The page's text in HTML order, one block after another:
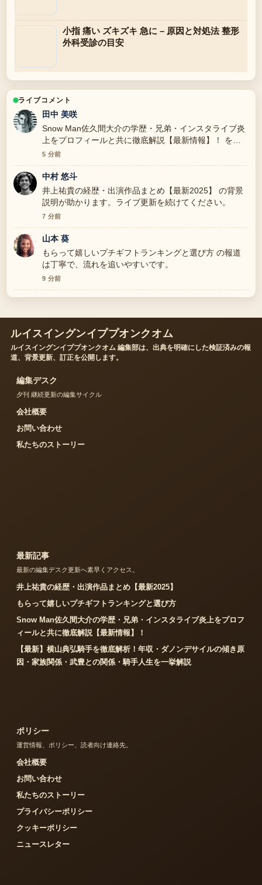
小指 痛い ズキズキ 急に – 原因と対処法 整形
外科受診の目安
ライブコメント
田中 美咲
Snow Man佐久間大介の学歴・兄弟・インスタライブ炎
上をプロフィールと共に徹底解説【最新情報】！ を追
っていますが、この解説は落ち着いていて信頼できま
す。
5 分前
中村 悠斗
井上祐貴の経歴・出演作品まとめ【最新2025】 の背景
説明が助かります。ライブ更新を続けてください。
7 分前
山本 葵
もらって嬉しいプチギフトランキングと選び方 の報道
は丁寧で、流れを追いやすいです。
9 分前
ルイスイングンイププオンクオム
ルイスイングンイププオンクオム 編集部は、出典を明確にした検証済みの報
道、背景更新、訂正を公開します。
編集デスク
夕刊 継続更新の編集サイクル
会社概要
お問い合わせ
私たちのストーリー
最新記事
最新の編集デスク更新へ素早くアクセス。
井上祐貴の経歴・出演作品まとめ【最新2025】
もらって嬉しいプチギフトランキングと選び方
Snow Man佐久間大介の学歴・兄弟・インスタライブ炎上をプロフ
ィールと共に徹底解説【最新情報】！
【最新】横山典弘騎手を徹底解析！年収・ダノンデサイルの傾き原
因・家族関係・武豊との関係・騎手人生を一挙解説
ポリシー
運営情報、ポリシー、読者向け連絡先。
会社概要
お問い合わせ
私たちのストーリー
プライバシーポリシー
クッキーポリシー
ニュースレター